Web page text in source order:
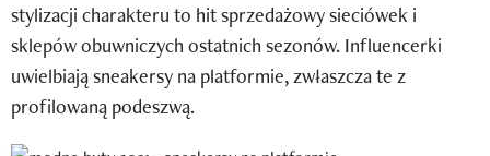
Mój profil / Zarejestruj się
stylizacji charakteru to hit sprzedażowy sieciówek i
sklepów obuwniczych ostatnich sezonów. Influencerki
uwielbiają sneakersy na platformie, zwłaszcza te z
profilowaną podeszwą.